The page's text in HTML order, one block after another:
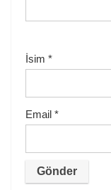
İsim *
Email *